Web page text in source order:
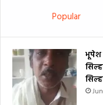
Popular
भूपेश